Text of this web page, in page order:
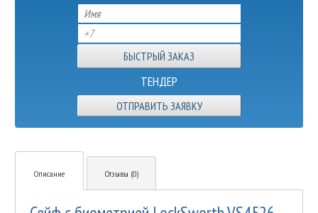
ТЕНДЕР
ОТПРАВИТЬ ЗАЯВКУ
Описание Отзывы (0)